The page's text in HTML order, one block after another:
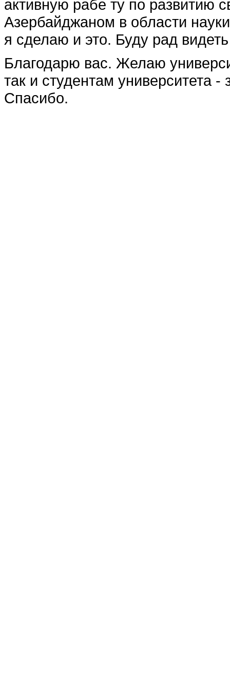
активную рабе ту по развитию
Азербайджаном в области
я сделаю и это. Буду рад
Благодарю вас. Желаю
так и студентам университета
Спасибо.